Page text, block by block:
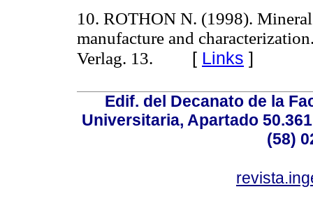
10. ROTHON N. (1998).
manufacture and
Verlag. 13. [ Links ]
Edif. del Decanato de la
Universitaria, Apartado
(58)